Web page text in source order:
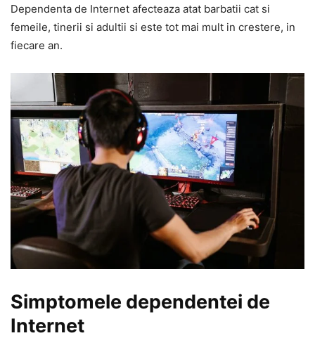
Dependenta de Internet afecteaza atat barbatii cat si
femeile, tinerii si adultii si este tot mai mult in crestere, in
fiecare an.
Simptomele dependentei de
Internet